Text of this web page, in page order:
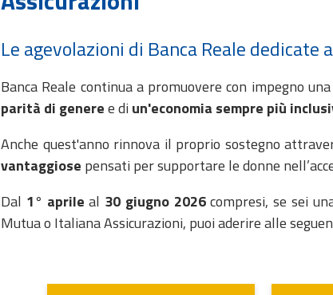
Le agevolazioni di Banca Reale
Banca Reale continua a promuovere con impegno
parità di generee di un'economia sempre più
Anche quest'anno rinnova il proprio sostegno
vantaggiose pensati per supportare le donne
Dal 1° aprile al 30 giugno 2026compresi, se sei
Mutua o Italiana Assicurazioni, puoi aderire alle